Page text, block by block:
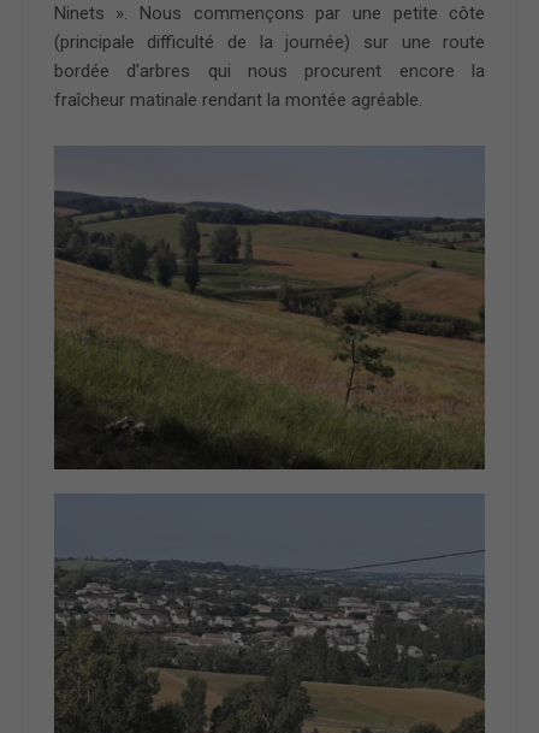
Ninets ». Nous commençons par une petite côte
(principale difficulté de la journée) sur une route
bordée d’arbres qui nous procurent encore la
fraîcheur matinale rendant la montée agréable.